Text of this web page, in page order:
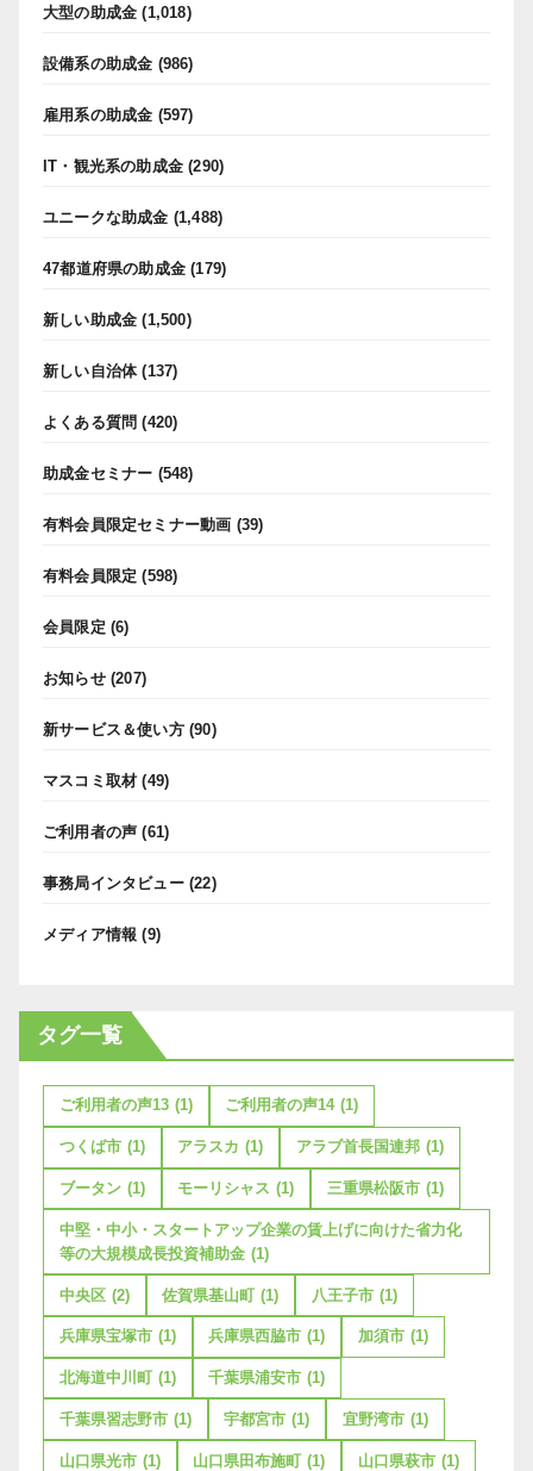
大型の助成金 (1,018)
設備系の助成金 (986)
雇用系の助成金 (597)
IT・観光系の助成金 (290)
ユニークな助成金 (1,488)
47都道府県の助成金 (179)
新しい助成金 (1,500)
新しい自治体(137)
よくある質問 (420)
助成金セミナー (548)
有料会員限定セミナー動画 (39)
有料会員限定 (598)
会員限定 (6)
お知らせ(207)
新サービス＆使い方(90)
マスコミ取材 (49)
ご利用者の声 (61)
事務局インタビュー(22)
メディア情報 (9)
タグ一覧
ご利用者の声13 (1) ご利用者の声14 (1)
つくば市 (1) アラスカ (1) アラブ首長国連邦 (1)
ブータン (1) モーリシャス (1) 三重県松阪市 (1)
中堅・中小・スタートアップ企業の賃上げに向けた省力化
等の大規模成長投資補助金 (1)
中央区 (2) 佐賀県基山町 (1) 八王子市 (1)
兵庫県宝塚市 (1) 兵庫県西脇市 (1) 加須市 (1)
北海道中川町 (1) 千葉県浦安市 (1)
千葉県習志野市 (1) 宇都宮市 (1) 宜野湾市 (1)
山口県光市 (1) 山口県田布施町 (1) 山口県萩市 (1)